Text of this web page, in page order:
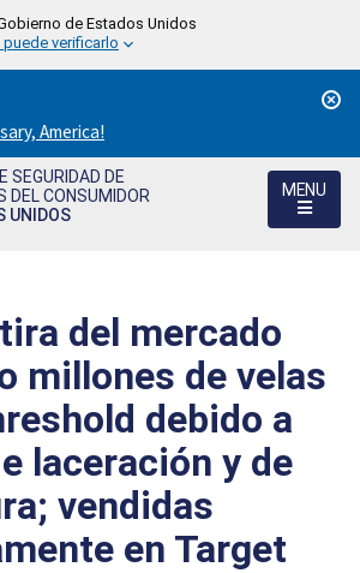
de Estados Unidos
verificarlo
America!
SEGURIDAD DE
DEL CONSUMIDOR
UNIDOS
MENU
del mercado
millones de velas
debido a
laceración y de
vendidas
en Target